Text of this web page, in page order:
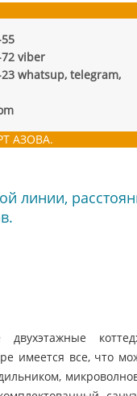
72 viber
23 whatsup, telegram,
АЗОВА.
линии,
имеется все, что